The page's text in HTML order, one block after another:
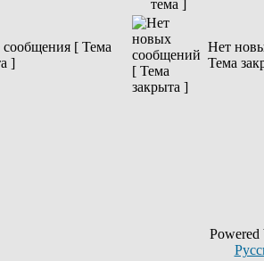
[ Тема
]
Нет
Тема